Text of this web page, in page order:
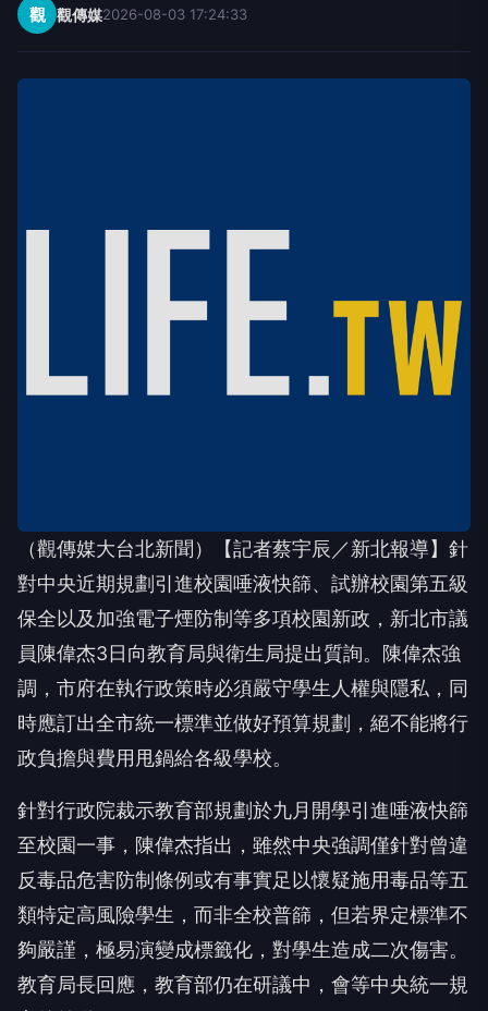
觀 觀傳媒2026-08-03 17:24:33
（觀傳媒大台北新聞）【記者蔡宇辰／新北報導】針
對中央近期規劃引進校園唾液快篩、試辦校園第五級
保全以及加強電子煙防制等多項校園新政，新北市議
員陳偉杰3日向教育局與衛生局提出質詢。陳偉杰強
調，市府在執行政策時必須嚴守學生人權與隱私，同
時應訂出全市統一標準並做好預算規劃，絕不能將行
政負擔與費用甩鍋給各級學校。
針對行政院裁示教育部規劃於九月開學引進唾液快篩
至校園一事，陳偉杰指出，雖然中央強調僅針對曾違
反毒品危害防制條例或有事實足以懷疑施用毒品等五
類特定高風險學生，而非全校普篩，但若界定標準不
夠嚴謹，極易演變成標籤化，對學生造成二次傷害。
教育局長回應，教育部仍在研議中，會等中央統一規